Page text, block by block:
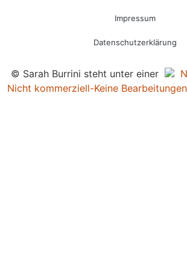
Impressum
Datenschutzerklärung
© Sarah Burrini steht unter einer
Nicht kommerziell-Keine